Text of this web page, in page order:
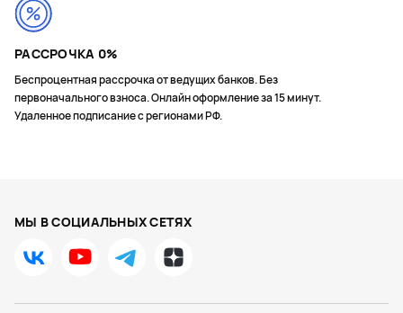
РАССРОЧКА 0%
Беспроцентная рассрочка от ведущих банков. Без
первоначального взноса. Онлайн оформление за 15 минут.
Удаленное подписание с регионами РФ.
МЫ В СОЦИАЛЬНЫХ СЕТЯХ